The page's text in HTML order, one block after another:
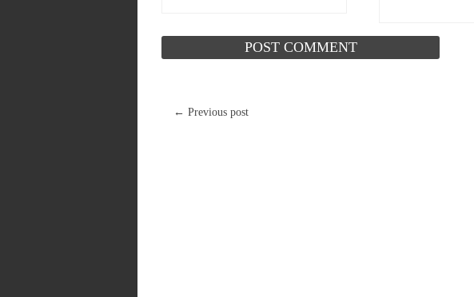
← Previous post